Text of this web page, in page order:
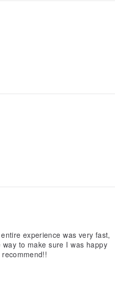
experience was very fast,
to make sure I was happy